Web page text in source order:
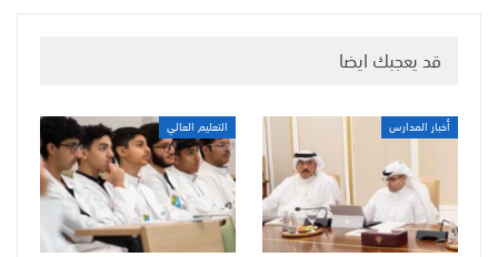
قد يعجبك ايضا
أخبار المدارس التعليم العالي